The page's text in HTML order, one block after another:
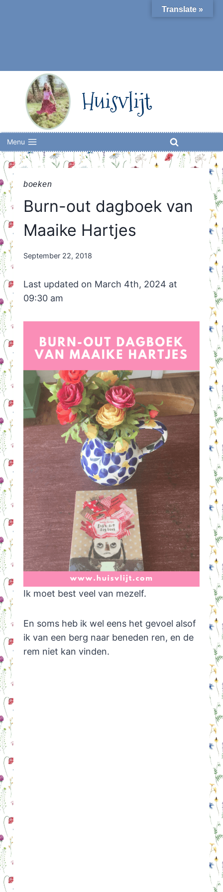
Huisvlijt
Menu
boeken
Burn-out dagboek van
Maaike Hartjes
By
September 22, 2018
Last updated on March 4th, 2024 at
09:30 am
Ik moet best veel van mezelf.
En soms heb ik wel eens het gevoel alsof
ik van een berg naar beneden ren, en de
rem niet kan vinden.
Translate »